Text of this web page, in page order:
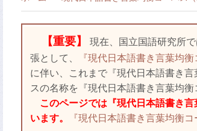
【重要】
現在、国立国語研究所
張として、
『現代日本語書き言葉均
に伴い、これまで『現代日本語書き
スの名称を『現代日本語書き言葉均
このページでは『現代日本語書き
います。
『現代日本語書き言葉均衡